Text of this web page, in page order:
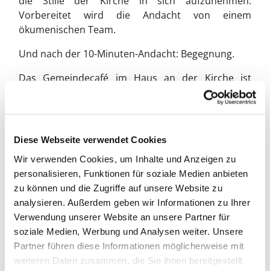
Diese Webseite verwendet Cookies
Wir verwenden Cookies, um Inhalte und Anzeigen zu
personalisieren, Funktionen für soziale Medien anbieten
zu können und die Zugriffe auf unsere Website zu
analysieren. Außerdem geben wir Informationen zu Ihrer
Verwendung unserer Website an unsere Partner für
soziale Medien, Werbung und Analysen weiter. Unsere
Partner führen diese Informationen möglicherweise mit
weiteren Daten zusammen, die Sie ihnen bereitgestellt
Vorbereitet wird die Andacht von einem
ökumenischen Team.
Und nach der 10-Minuten-Andacht: Begegnung.
Das Gemeindecafé im Haus an der Kirche ist
mittwochs ab 10 Uhr geöffnet und empfängt die
Besucher:innen der 10-Minuten-Andacht zu Kaffee,
Herzlich Willkommen!